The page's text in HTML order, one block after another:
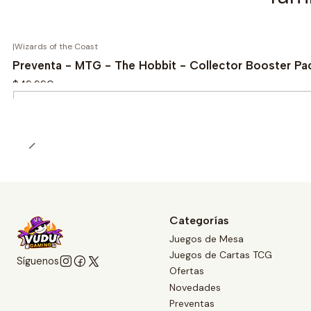
|Wizards of the Coast
Preventa - MTG - The Hobbit - Collector Booster
$49.990
Síguenos
Categorías
Juegos de Mesa
Juegos de Cartas TCG
Ofertas
Novedades
Preventas